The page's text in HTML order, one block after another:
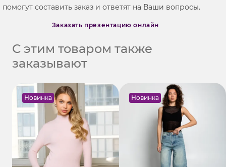
помогут составить заказ и ответят на Ваши вопросы.
Заказать презентацию онлайн
С этим товаром также
заказывают
Новинка Новинка